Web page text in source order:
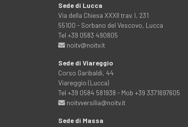
Sede di Lucca
Via della Chiesa XXXII trav. I, 231
55100 - Sorbano del Vescovo, Lucca
Tel +39 0583 490805
noitv@noitv.it
Sede di Viareggio
Corso Garibaldi, 44
Viareggio (Lucca)
Tel +39 0584 581938 - Mob +39 3371697605
noitvversilia@noitv.it
Sede di Massa